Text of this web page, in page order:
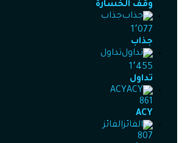
وقف الخسارة
جذاب
1٬077
جذاب
تداول
1٬455
تداول
ACY
861
ACY
الفائز
807